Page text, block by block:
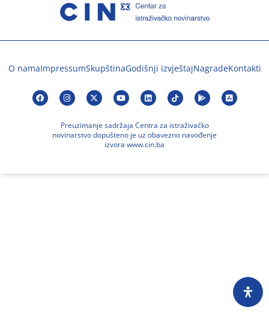
O namaImpressumSkupštinaGodišnji izvještajNagradeKontakti
Preuzimanje sadržaja Centra za istraživačko
novinarstvo dopušteno je uz obavezno navođenje
izvora www.cin.ba